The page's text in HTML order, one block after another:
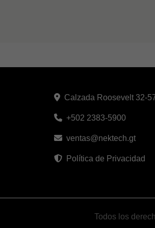
Calzada Roosevelt 32-
+502 2383-5900
ventas@nektech.gt
Política de Privacidad
Todos los